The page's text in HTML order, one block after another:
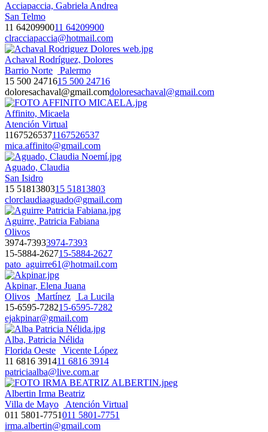
Acciapaccia, Gabriela Andrea
San Telmo
11 6420990011 64209900
clracciapaccia@hotmail.com
Achaval Rodríguez, Dolores
Barrio Norte
Palermo
15 500 2471615 500 24716
doloresachaval@gmail.comdoloresachaval@gmail.com
Affinito, Micaela
Atención Virtual
11675265371167526537
mica.affinito@gmail.com
Aguado, Claudia
San Isidro
15 5181380315 51813803
clorclaudiaaguado@gmail.com
Aguirre, Patricia Fabiana
Olivos
3974-73933974-7393
15-5884-262715-5884-2627
pato_aguirre61@hotmail.com
Akpinar, Elena Juana
Olivos
Martínez
La Lucila
15-6595-728215-6595-7282
ejakpinar@gmail.com
Alba, Patricia Nélida
Florida Oeste
Vicente López
11 6816 391411 6816 3914
patriciaalba@live.com.ar
Albertin Irma Beatriz
Villa de Mayo
Atención Virtual
011 5801-7751011 5801-7751
irma.albertin@gmail.com